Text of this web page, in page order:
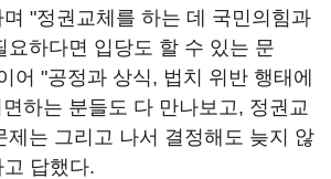
"정권교체를 하는 데 국민의힘과
요하다면 입당도 할 수 있는 문
어 "공정과 상식, 법치 위반 행태에
하는 분들도 다 만나보고, 정권교
제는 그리고 나서 결정해도 늦지 않
답했다.